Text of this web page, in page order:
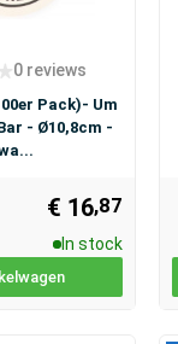
0 reviews
Pack)- Um
- Ø10,8cm -
€ 16,87
In stock